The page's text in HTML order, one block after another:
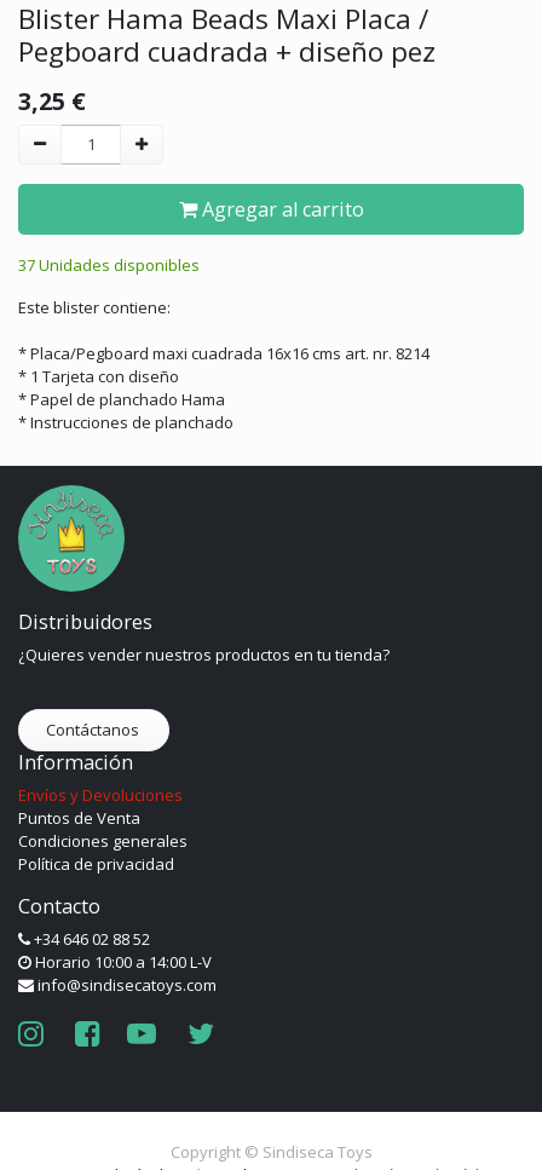
Blister Hama Beads Maxi Placa /
Pegboard cuadrada + diseño pez
3,25 €
Agregar al carrito
37 Unidades disponibles
Este blister contiene:
* Placa/Pegboard maxi cuadrada 16x16 cms art. nr. 8214
* 1 Tarjeta con diseño
* Papel de planchado Hama
* Instrucciones de planchado
Distribuidores
¿Quieres vender nuestros productos en tu tienda?
Contáctanos
Información
Envíos y Devoluciones
Puntos de Venta
Condiciones generales
Política de privacidad
Contacto
+34 646 02 88 52
Horario 10:00 a 14:00 L-V
info@sindisecatoys.com
Copyright © Sindiseca Toys